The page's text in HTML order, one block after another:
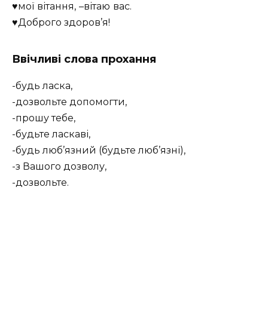
♥мої вітання, –вітаю вас.
♥Доброго здоров’я!
Ввічливі слова прохання
-будь ласка,
-дозвольте допомогти,
-прошу тебе,
-будьте ласкаві,
-будь люб’язний (будьте люб’язні),
-з Вашого дозволу,
-дозвольте.